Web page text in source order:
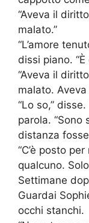
“Aveva il
malato.”
“L’amore
dissi piano.
“Aveva il
malato.
“Lo so,”
parola. “Sono
distanza
“C’è posto
qualcuno.
Settimane
Guardai
occhi stanchi.